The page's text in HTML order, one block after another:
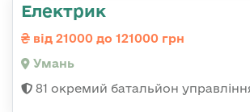
Електрик
від 21000 до 121000 грн
Умань
81 окремий батальйон